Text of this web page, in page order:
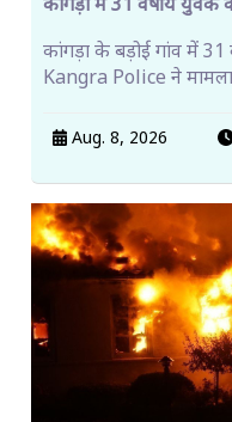
कांगड़ा में 31 वर्षीय युवक
कांगड़ा के बड़ोई गांव में
Kangra Police ने
Aug. 8, 2026